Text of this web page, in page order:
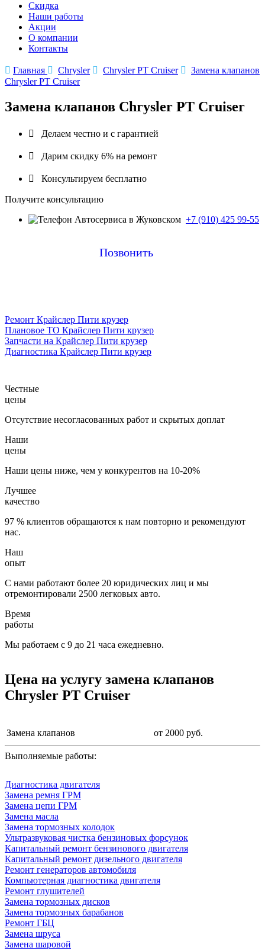
Скидка
Наши работы
Акции
О компании
Контакты
 Главная  Chrysler  Chrysler PT Cruiser  Замена клапанов
Chrysler PT Cruiser
Замена клапанов Chrysler PT Cruiser
 Делаем честно и с гарантией
 Дарим скидку 6% на ремонт
 Консультируем бесплатно
Получите консультацию
+7 (910) 425 99-55
Позвонить
Ремонт Крайслер Пити крузер
Плановое ТО Крайслер Пити крузер
Запчасти на Крайслер Пити крузер
Диагностика Крайслер Пити крузер
Честные
цены
Отсутствие несогласованных работ и скрытых доплат
Наши
цены
Наши цены ниже, чем у конкурентов на 10-20%
Лучшее
качество
97 % клиентов обращаются к нам повторно и рекомендуют
нас.
Наш
опыт
С нами работают более 20 юридических лиц и мы
отремонтировали 2500 легковых авто.
Время
работы
Мы работаем с 9 до 21 часа ежедневно.
Цена на услугу замена клапанов
Chrysler PT Cruiser
Замена клапанов от 2000 руб.
Выполняемые работы:
Диагностика двигателя
Замена ремня ГРМ
Замена цепи ГРМ
Замена масла
Замена тормозных колодок
Ультразвуковая чистка бензиновых форсунок
Капитальный ремонт бензинового двигателя
Капитальный ремонт дизельного двигателя
Ремонт генераторов автомобиля
Компьютерная диагностика двигателя
Ремонт глушителей
Замена тормозных дисков
Замена тормозных барабанов
Ремонт ГБЦ
Замена шруса
Замена шаровой